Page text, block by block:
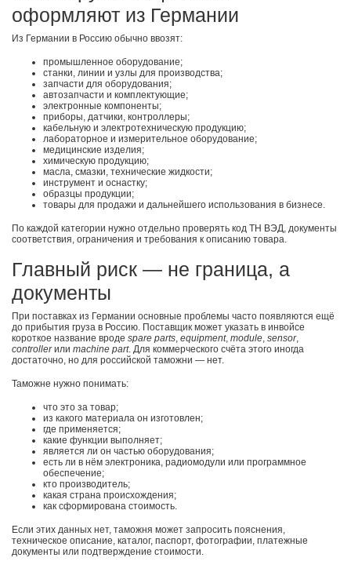
оформляют из Германии
Из Германии в Россию обычно ввозят:
промышленное оборудование;
станки, линии и узлы для производства;
запчасти для оборудования;
автозапчасти и комплектующие;
электронные компоненты;
приборы, датчики, контроллеры;
кабельную и электротехническую продукцию;
лабораторное и измерительное оборудование;
медицинские изделия;
химическую продукцию;
масла, смазки, технические жидкости;
инструмент и оснастку;
образцы продукции;
товары для продажи и дальнейшего использования в бизнесе.
По каждой категории нужно отдельно проверять код ТН ВЭД, документы
соответствия, ограничения и требования к описанию товара.
Главный риск — не граница, а
документы
При поставках из Германии основные проблемы часто появляются ещё
до прибытия груза в Россию. Поставщик может указать в инвойсе
короткое название вроде spare parts, equipment, module, sensor,
controllerили machine part. Для коммерческого счёта этого иногда
достаточно, но для российской таможни — нет.
Таможне нужно понимать:
что это за товар;
из какого материала он изготовлен;
где применяется;
какие функции выполняет;
является ли он частью оборудования;
есть ли в нём электроника, радиомодули или программное
обеспечение;
кто производитель;
какая страна происхождения;
как сформирована стоимость.
Если этих данных нет, таможня может запросить пояснения,
техническое описание, каталог, паспорт, фотографии, платежные
документы или подтверждение стоимости.